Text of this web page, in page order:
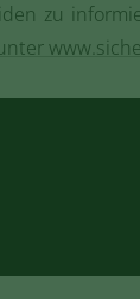
zu